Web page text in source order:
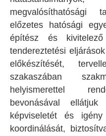
megvalósíthatósági
előzetes hatósági
építész és kivitelező
tendereztetési
előkészítését,
szakaszában
helyismerettel
bevonásával
képviseletét és
koordinálását,